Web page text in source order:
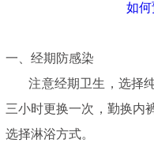
如何
一、经期防感染
注意经期卫生，选择纯
三小时更换一次，勤换内
选择淋浴方式。